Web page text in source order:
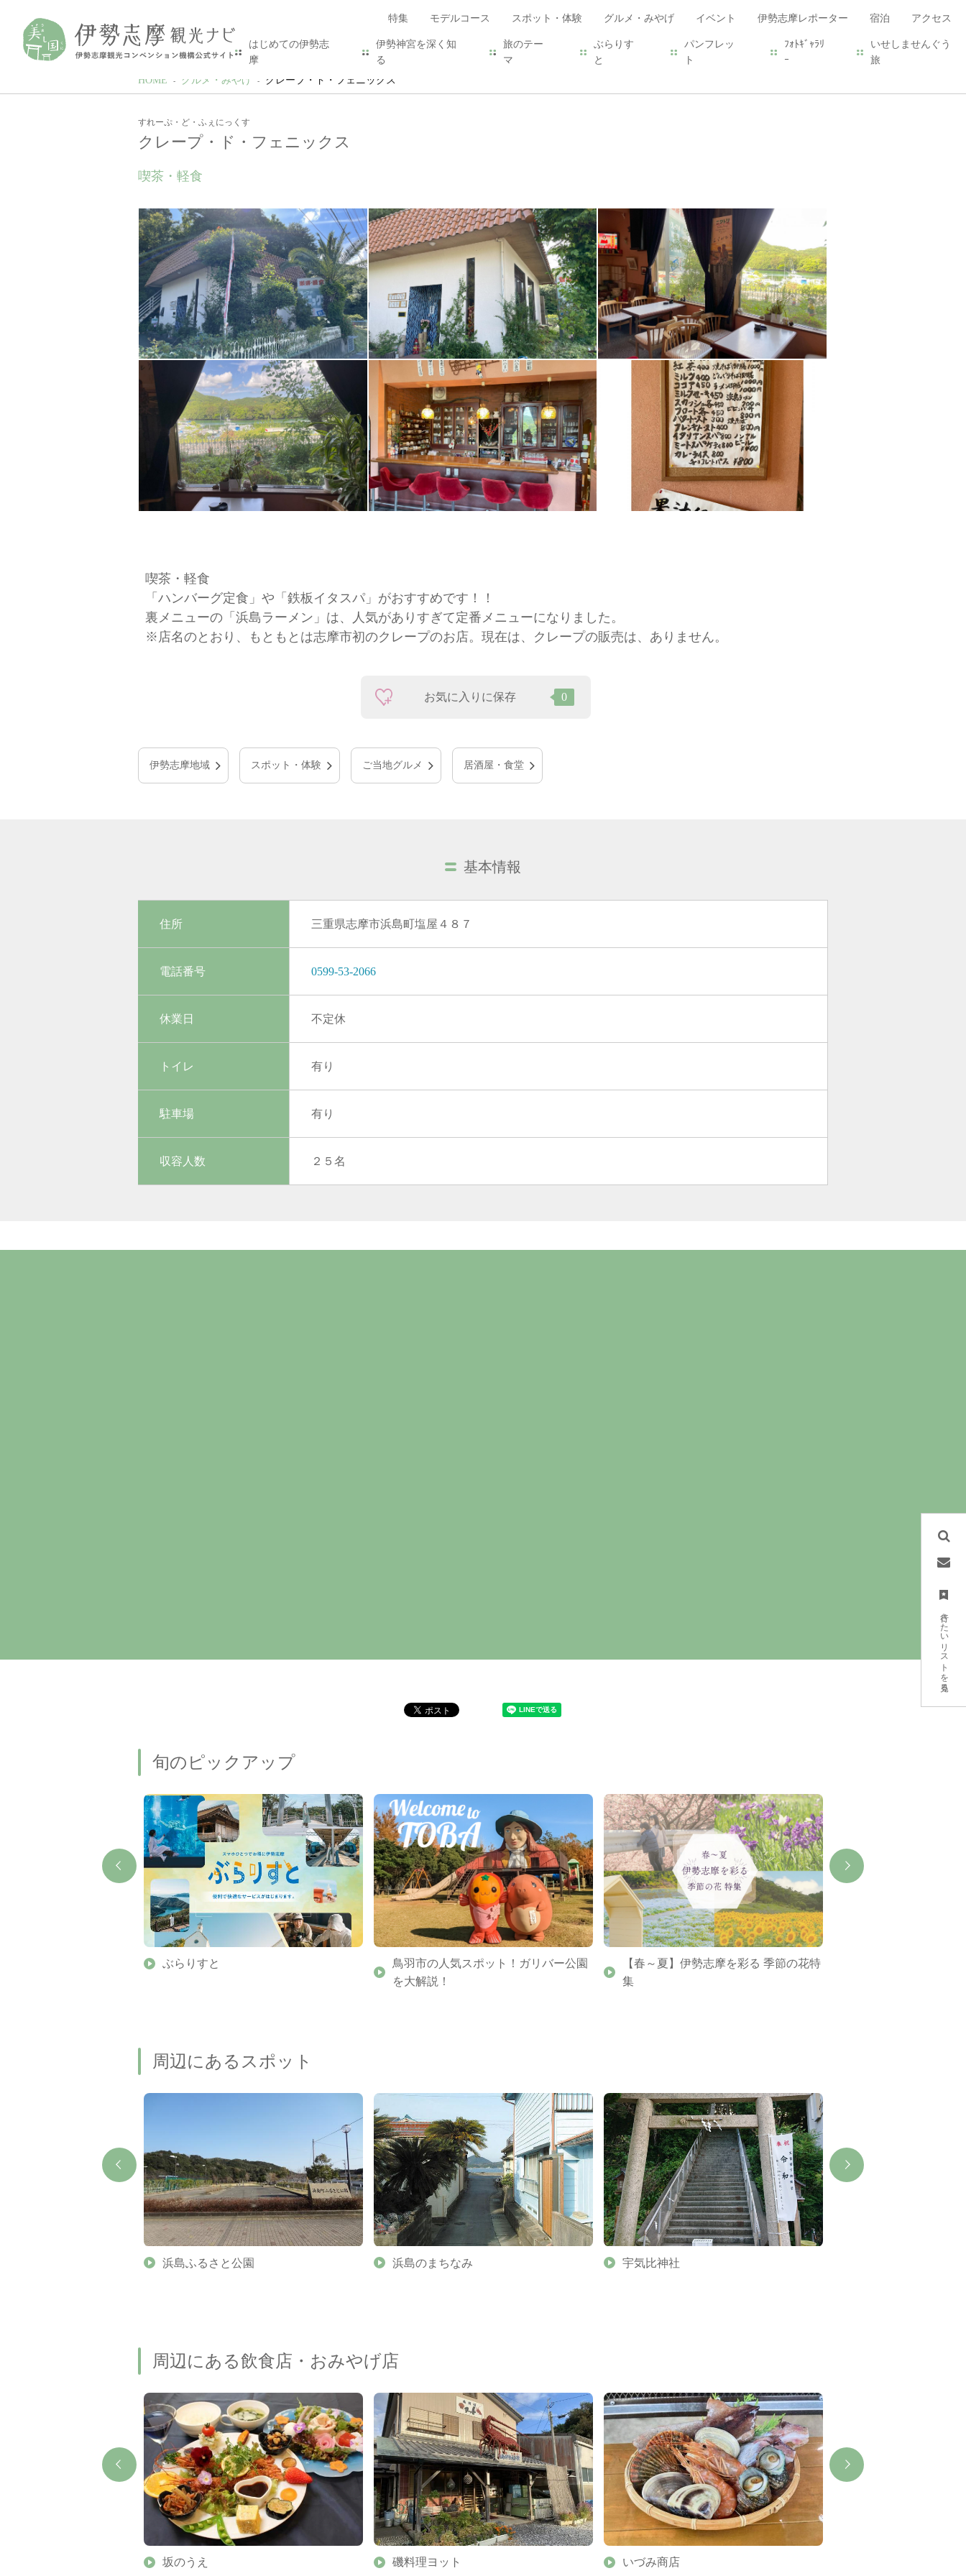
特集 モデルコース スポット・体験 グルメ・みやげ イベント 伊勢志摩レポーター 宿泊 アクセス
はじめての伊勢志
摩
伊勢神宮を深く知
る
旅のテー
マ
ぶらりす
と
パンフレッ
ト
ﾌｫﾄｷﾞｬﾗﾘ
ｰ
いせしませんぐう
旅
行きたいリストを見る
HOME グルメ・みやげ クレープ・ド・フェニックス
すれーぷ・ど・ふぇにっくす
クレープ・ド・フェニックス
喫茶・軽食
喫茶・軽食
「ハンバーグ定食」や「鉄板イタスパ」がおすすめです！！
裏メニューの「浜島ラーメン」は、人気がありすぎて定番メニューになりました。
※店名のとおり、もともとは志摩市初のクレープのお店。現在は、クレープの販売は、ありません。
お気に入りに保存 0
伊勢志摩地域 スポット・体験 ご当地グルメ 居酒屋・食堂
基本情報
住所 三重県志摩市浜島町塩屋４８７
電話番号 0599-53-2066
休業日 不定休
トイレ 有り
駐車場 有り
収容人数 ２５名
旬のピックアップ
ぶらりすと
鳥羽市の人気スポット！ガリバー公園
を大解説！
【春～夏】伊勢志摩を彩る 季節の花特
集
周辺にあるスポット
浜島ふるさと公園 浜島のまちなみ 宇気比神社
周辺にある飲食店・おみやげ店
坂のうえ 磯料理ヨット いづみ商店